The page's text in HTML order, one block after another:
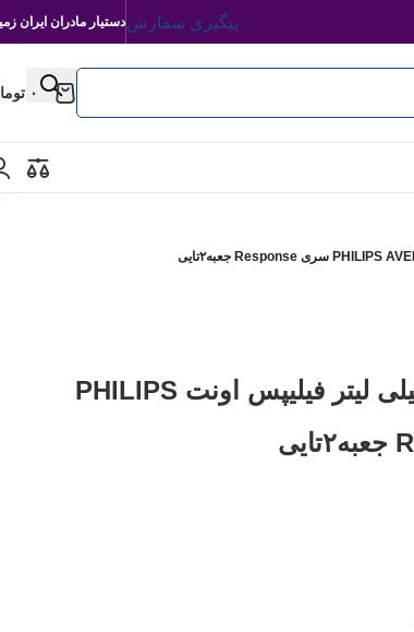
پیگیری سفارشدستیار مادران ایران
۰
شیشه شیر نچرال ۳۳۰ میلی لیتر فیلیپس اونت PHILIPS